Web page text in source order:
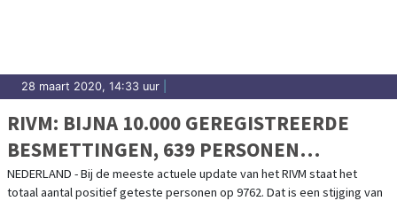
28 maart 2020, 14:33 uur
RIVM: BIJNA 10.000 GEREGISTREERDE
BESMETTINGEN, 639 PERSONEN
OVERLEDEN
NEDERLAND - Bij de meeste actuele update van het RIVM staat het
totaal aantal positief geteste personen op 9762. Dat is een stijging van